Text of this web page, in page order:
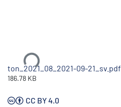
Ladataan...
ton_2021_08_2021-09-21_sv.pdf
186.78 KB
CC BY 4.0